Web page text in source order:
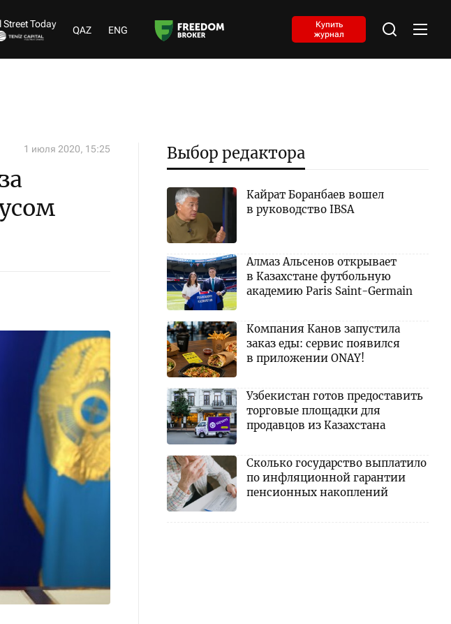
Street Today
QAZ ENG
Купить
журнал
1 июля 2020, 15:25 Выбор редактора
Кайрат Боранбаев вошел
в руководство IBSA
Алмаз Альсенов открывает
в Казахстане футбольную
академию Paris Saint-Germain
Компания Канов запустила
заказ еды: сервис появился
в приложении ONAY!
Узбекистан готов предоставить
торговые площадки для
продавцов из Казахстана
Сколько государство выплатило
по инфляционной гарантии
пенсионных накоплений